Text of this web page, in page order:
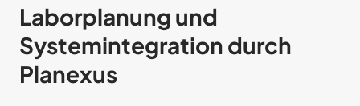
Laborplanung und
Systemintegration durch
Planexus